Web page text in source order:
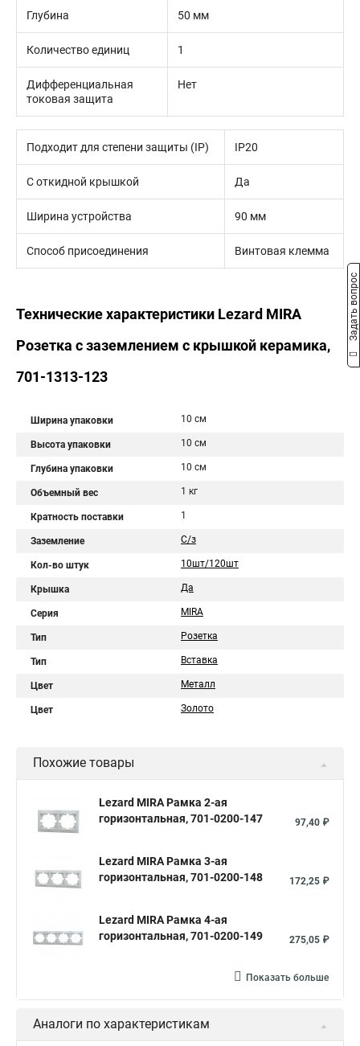
Глубина 50 мм
Количество единиц 1
Дифференциальная
токовая защита
Нет
Подходит для степени защиты (IP) IP20
С откидной крышкой Да
Ширина устройства 90 мм
Способ присоединения Винтовая клемма
Технические характеристики Lezard MIRA
Розетка с заземлением с крышкой керамика,
701-1313-123
Ширина упаковки 10 см
Высота упаковки 10 см
Глубина упаковки 10 см
Объемный вес 1 кг
Кратность поставки 1
Заземление С/з
Кол-во штук 10шт/120шт
Крышка Да
Серия MIRA
Тип Розетка
Тип Вставка
Цвет Металл
Цвет Золото
Похожие товары
Lezard MIRA Рамка 2-ая
горизонтальная, 701-0200-147
97,40 ₽
Lezard MIRA Рамка 3-ая
горизонтальная, 701-0200-148
172,25 ₽
Lezard MIRA Рамка 4-ая
горизонтальная, 701-0200-149
275,05 ₽
Показать больше
Аналоги по характеристикам
Задать вопрос